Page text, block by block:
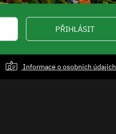
PŘIHLÁSIT
Informace o osobních údajích